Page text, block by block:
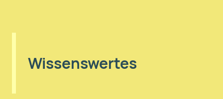
Wissenswertes